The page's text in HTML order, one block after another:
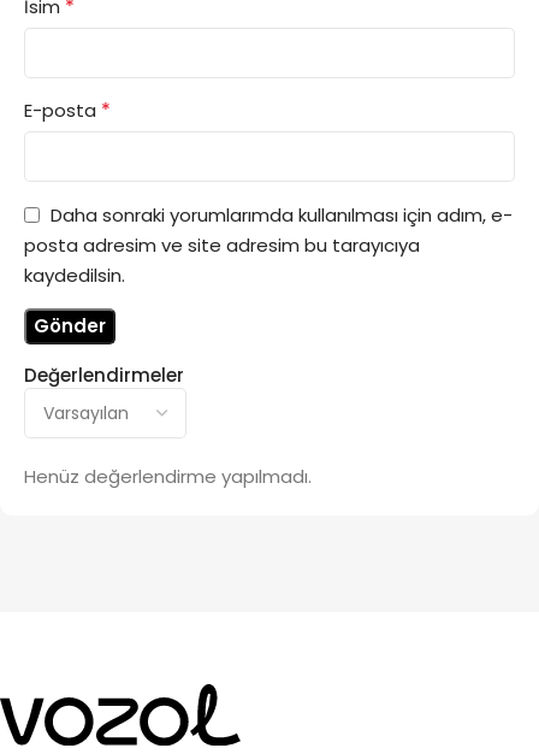
Değerlendirmeler
Henüz değerlendirme yapılmadı.
İsim *
E-posta *
Daha sonraki yorumlarımda kullanılması için adım, e-
posta adresim ve site adresim bu tarayıcıya
kaydedilsin.